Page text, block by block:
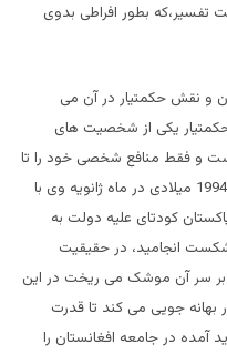
تفسیر،که بطور افراطی بدوی
و نقش حکمتیار در آن می
یکی از شخصیت های
و فقط منافع شخصی خود را تا
سرحد کنفدریشن در نظر می گیرد در سال 1994 میلادی در ماه ژانویه وی با
کودتای علیه دولت به
شکست انجامید، در حقیقیت
بر سر آن موشک می ریخت در این
جویی می کند تا قدرت
آمده در جامعه افغانستان را